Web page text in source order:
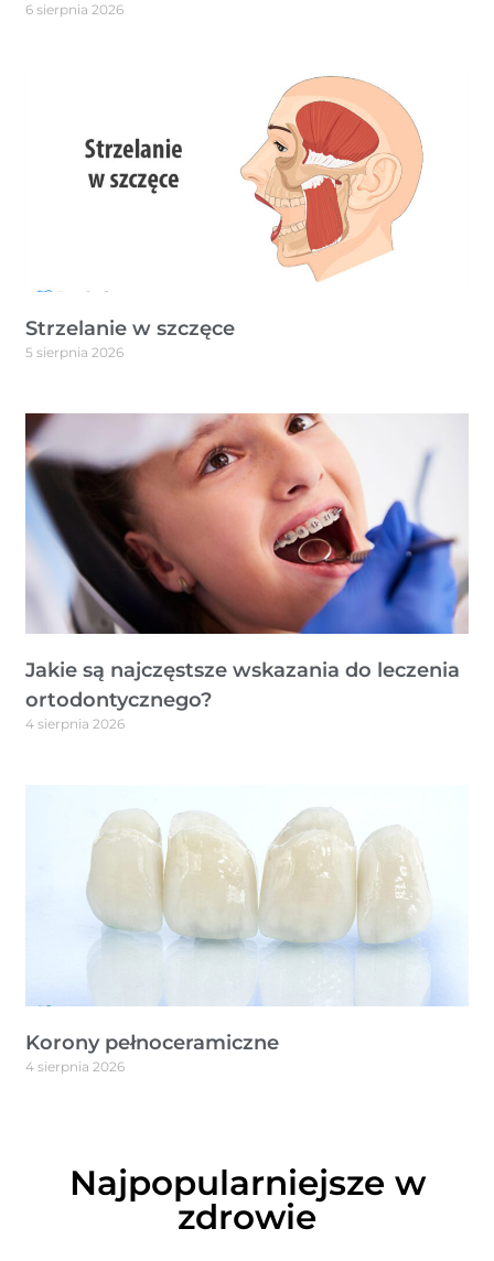
6 sierpnia 2026
Strzelanie w szczęce
5 sierpnia 2026
Jakie są najczęstsze wskazania do leczenia
ortodontycznego?
4 sierpnia 2026
Korony pełnoceramiczne
4 sierpnia 2026
Najpopularniejsze w
zdrowie